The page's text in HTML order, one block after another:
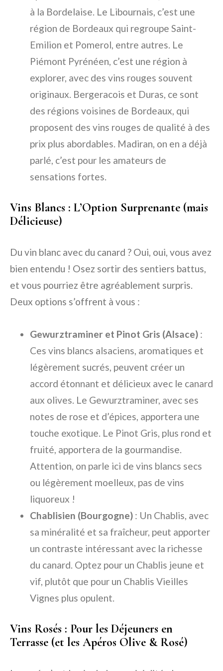
à la Bordelaise. Le Libournais, c’est une
région de Bordeaux qui regroupe Saint-
Emilion et Pomerol, entre autres. Le
Piémont Pyrénéen, c’est une région à
explorer, avec des vins rouges souvent
originaux. Bergeracois et Duras, ce sont
des régions voisines de Bordeaux, qui
proposent des vins rouges de qualité à des
prix plus abordables. Madiran, on en a déjà
parlé, c’est pour les amateurs de
sensations fortes.
Vins Blancs : L’Option Surprenante (mais
Délicieuse)
Du vin blanc avec du canard ? Oui, oui, vous avez
bien entendu ! Osez sortir des sentiers battus,
et vous pourriez être agréablement surpris.
Deux options s’offrent à vous :
Gewurztraminer et Pinot Gris (Alsace) :
Ces vins blancs alsaciens, aromatiques et
légèrement sucrés, peuvent créer un
accord étonnant et délicieux avec le canard
aux olives. Le Gewurztraminer, avec ses
notes de rose et d’épices, apportera une
touche exotique. Le Pinot Gris, plus rond et
fruité, apportera de la gourmandise.
Attention, on parle ici de vins blancs secs
ou légèrement moelleux, pas de vins
liquoreux !
Chablisien (Bourgogne) : Un Chablis, avec
sa minéralité et sa fraîcheur, peut apporter
un contraste intéressant avec la richesse
du canard. Optez pour un Chablis jeune et
vif, plutôt que pour un Chablis Vieilles
Vignes plus opulent.
Vins Rosés : Pour les Déjeuners en
Terrasse (et les Apéros Olive & Rosé)